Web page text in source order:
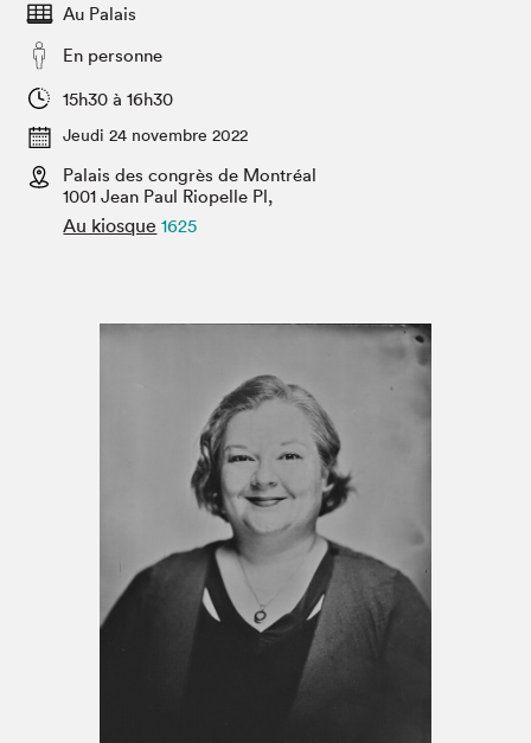
Espace exposant⋅e⋅s
Espace enseignant·e·s
Espace médias
SLM PRO
Salon dans la ville et en ligne
Projets partenaires
Au Palais
En personne
15h30 à 16h30
Jeudi 24 novembre 2022
Palais des congrès de Montréal
1001 Jean Paul Riopelle Pl,
Au kiosque 1625